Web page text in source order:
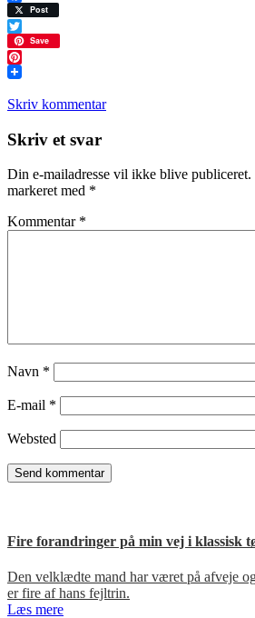
Facebook
Post
Twitter
Save
Pinterest
Skriv kommentar
Læserinteraktioner
Skriv et svar
Din e-mailadresse vil ikke blive publiceret.
markeret med *
Kommentar *
Navn *
E-mail *
Websted
Fire forandringer på min vej i klassisk
Den velklædte mand har været på afveje
er fire af hans fejltrin.
Læs mere